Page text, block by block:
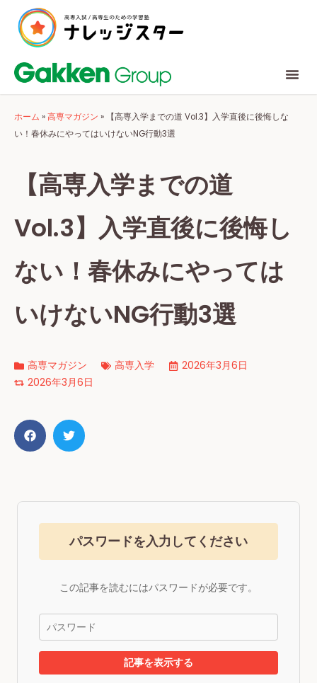
ホーム »高専マガジン »
【高専入学までの道 Vol.3】入学直後に後悔しな
い！春休みにやってはいけないNG行動3選
【高専入学までの道
Vol.3】入学直後に後悔し
ない！春休みにやっては
いけないNG行動3選
高専マガジン 高専入学
2026年3月6日
2026年3月6日
パスワードを入力してください
この記事を読むにはパスワードが必要です。
記事を表示する